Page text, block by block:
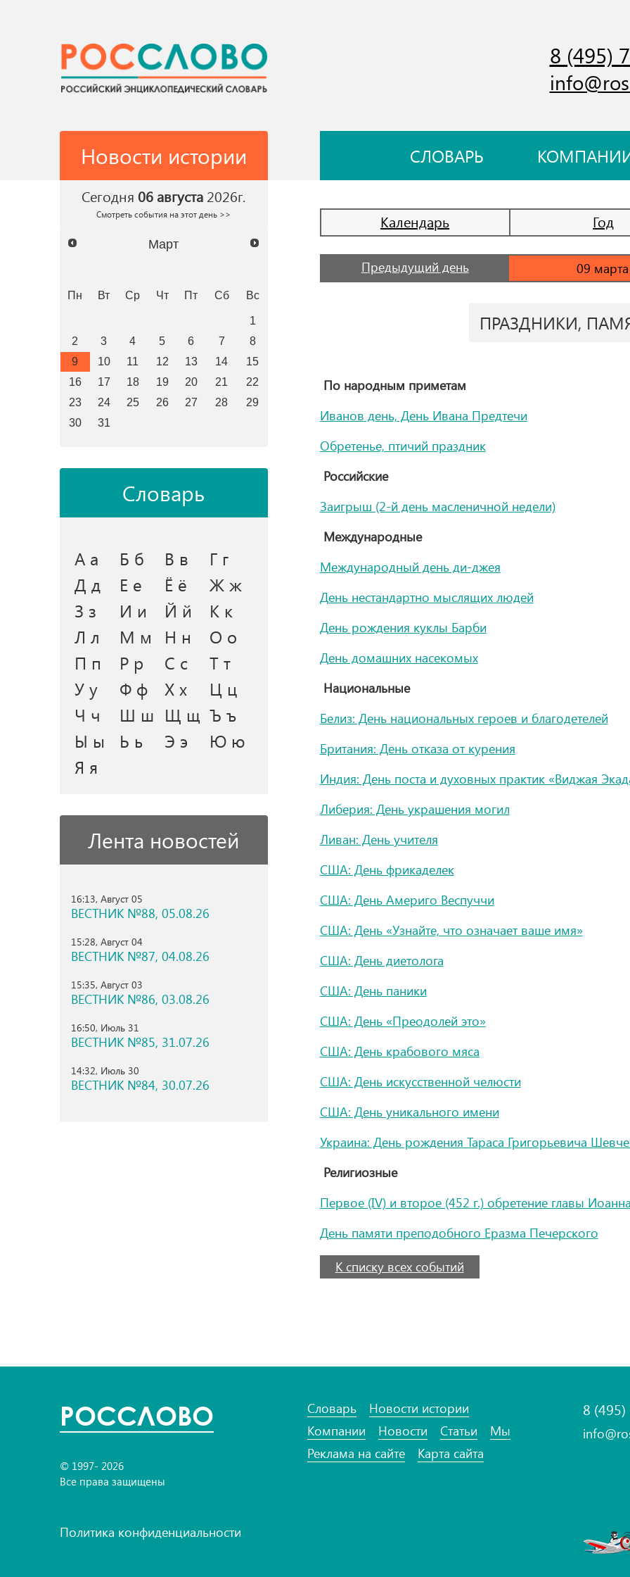
8 (495)
Новости истории СЛОВАРЬ
Сегодня 06 августа 2026г.
Смотреть события на этот день >>
Март
Пн Вт Ср Чт Пт Сб Вс
1
2
3 4 5 6 7
8
9
10 11 12 13 14
15
16
17 18 19 20 21
22
23
24 25 26 27 28
29
30
31
Словарь
А а Б б В в
Г г
Д д
Е е Ё ё
Ж ж
З з
И и Й й
К к
Л л
М м Н н
О о
П п
Р р С с
Т т
У у
Ф ф Х х
Ц ц
Ч ч
Ш ш Щ щ Ъ ъ
Ы ы
Ь ь Э э
Ю ю
Я я
Лента новостей
16:13, Август 05
ВЕСТНИК №88, 05.08.26
15:28, Август 04
ВЕСТНИК №87, 04.08.26
15:35, Август 03
ВЕСТНИК №86, 03.08.26
16:50, Июль 31
ВЕСТНИК №85, 31.07.26
14:32, Июль 30
ВЕСТНИК №84, 30.07.26
Календарь Год
Предыдущий день
ПРАЗДНИКИ,
По народным приметам
Иванов день, День Ивана Предтечи
Обретенье, птичий праздник
Российские
Заигрыш (2-й день масленичной недели)
Международные
Международный день ди-джея
День нестандартно мыслящих людей
День рождения куклы Барби
День домашних насекомых
Национальные
Белиз: День национальных героев и благодетелей
Британия: День отказа от курения
Индия: День поста и духовных практик «Виджая
Либерия: День украшения могил
Ливан: День учителя
США: День фрикаделек
США: День Америго Веспуччи
США: День «Узнайте, что означает ваше имя»
США: День диетолога
США: День паники
США: День «Преодолей это»
США: День крабового мяса
США: День искусственной челюсти
США: День уникального имени
Украина: День рождения Тараса Григорьевича
Религиозные
Первое (IV) и второе (452 г.) обретение главы
День памяти преподобного Еразма Печерского
К списку всех событий
POCСЛОВО
© 1997- 2026
Все права защищены
Словарь
Новости истории
Компании
Новости Статьи
Мы
Реклама на сайте
Карта сайта
8
Политика конфиденциальности